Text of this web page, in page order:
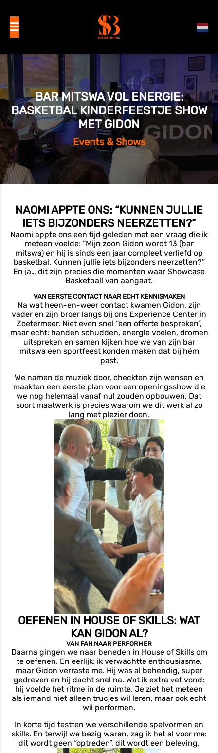
BAR MITSWA VOL ENERGIE:
BASKETBAL KINDERFEESTJE SHOW
MET GIDON
Events & Shows
NAOMI APPTE ONS: “KUNNEN JULLIE
IETS BIJZONDERS NEERZETTEN?”
Naomi appte ons een tijd geleden met een vraag die ik
meteen voelde: “Mijn zoon Gidon wordt 13 (bar
mitswa) en hij is sinds een jaar compleet verliefd op
basketbal. Kunnen jullie iets bijzonders neerzetten?”
En ja… dit zijn precies die momenten waar Showcase
Basketball van aangaat.
VAN EERSTE CONTACT NAAR ECHT KENNISMAKEN
Na wat heen-en-weer contact kwamen Gidon, zijn
vader en zijn broer langs bij ons Experience Center in
Zoetermeer. Niet even snel “een offerte bespreken”,
maar echt: handen schudden, energie voelen, dromen
uitspreken en samen kijken hoe we van zijn bar
mitswa een sportfeest konden maken dat bij hém
past.
We namen de muziek door, checkten zijn wensen en
maakten een eerste plan voor een openingsshow die
we nog helemaal vanaf nul zouden opbouwen. Dat
soort maatwerk is precies waarom we dit werk al zo
lang met plezier doen.
OEFENEN IN HOUSE OF SKILLS: WAT
KAN GIDON AL?
VAN FAN NAAR PERFORMER
Daarna gingen we naar beneden in House of Skills om
te oefenen. En eerlijk: ik verwachtte enthousiasme,
maar Gidon verraste me. Hij was al behendig, super
gedreven en hij dacht snel na. Wat ik extra vet vond:
hij voelde het ritme in de ruimte. Je ziet het meteen
als iemand niet alleen trucjes wil leren, maar ook echt
wil performen.
In korte tijd testten we verschillende spelvormen en
skills. En terwijl we bezig waren, zag ik het al voor me:
dit wordt geen “optreden”, dit wordt een beleving.